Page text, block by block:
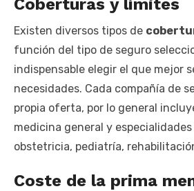
Coberturas y límites
Existen diversos tipos de
función del tipo de seguro
indispensable elegir el que mejor
necesidades. Cada compañía de
propia oferta, por lo general
medicina general y
obstetricia, pediatría,
Coste de la prima